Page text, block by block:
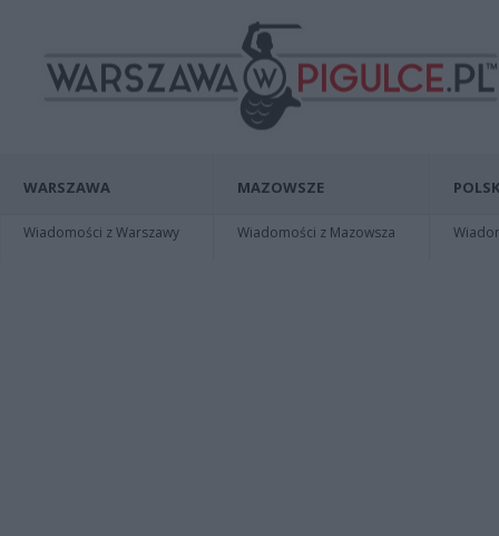
WARSZAWA
Wiadomości z Warszawy
MAZOWSZE
Wiadomości z Mazowsza